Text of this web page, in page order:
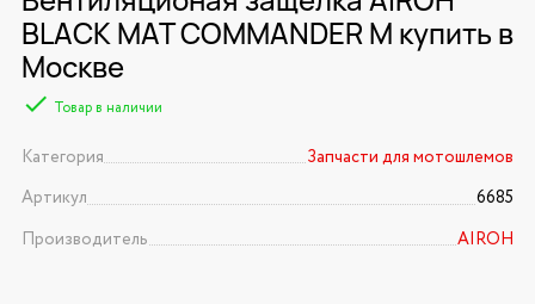
BLACK MAT COMMANDER M купить в
Москве
Товар в наличии
Категория
Запчасти для мотошлемов
Артикул
6685
Производитель
AIROH